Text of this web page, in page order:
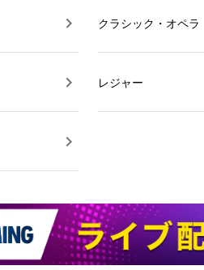
クラシック・オペラ
レジャー